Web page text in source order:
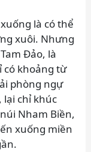
là có thể
xuôi. Nhưng
Đảo, là
có khoảng từ
phòng ngự
lại chỉ khúc
Nham Biền,
xuống miền